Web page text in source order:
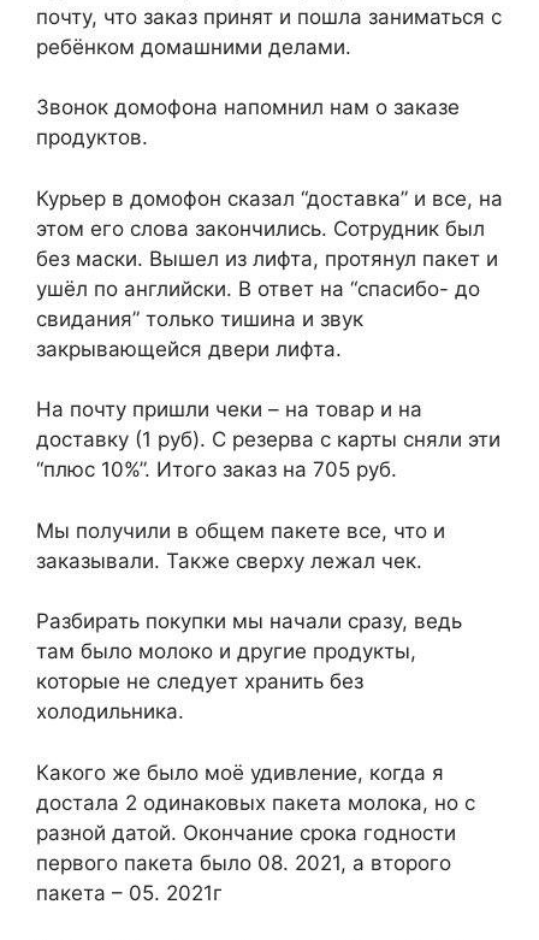
почту, что заказ принят и пошла заниматься с
ребёнком домашними делами.
Звонок домофона напомнил нам о заказе
продуктов.
Курьер в домофон сказал “доставка” и все, на
этом его слова закончились. Сотрудник был
без маски. Вышел из лифта, протянул пакет и
ушёл по английски. В ответ на “спасибо- до
свидания” только тишина и звук
закрывающейся двери лифта.
На почту пришли чеки – на товар и на
доставку (1 руб). С резерва с карты сняли эти
“плюс 10%”. Итого заказ на 705 руб.
Мы получили в общем пакете все, что и
заказывали. Также сверху лежал чек.
Разбирать покупки мы начали сразу, ведь
там было молоко и другие продукты,
которые не следует хранить без
холодильника.
Какого же было моё удивление, когда я
достала 2 одинаковых пакета молока, но с
разной датой. Окончание срока годности
первого пакета было 08. 2021, а второго
пакета – 05. 2021г